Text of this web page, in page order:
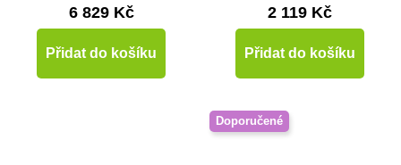
6 829 Kč
Přidat do košíku
2 119 Kč
Přidat do košíku
Doporučené